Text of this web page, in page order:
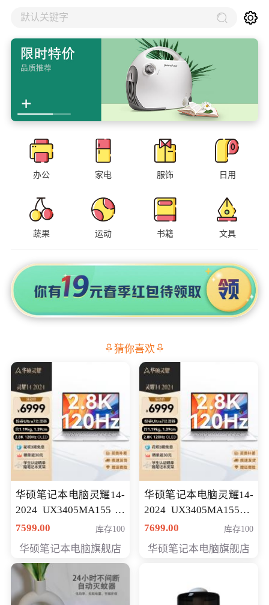
默认关键字
办公 家电 服饰 日用
蔬果 运动 书籍 文具
猜你喜欢
华硕笔记本电脑灵耀14-
2024 UX3405MA155冰
川银 oled 智慧轻薄本 会
7599.00 库存100
华硕笔记本电脑旗舰店
华硕笔记本电脑灵耀14-
2024 UX3405MA155夜
空蓝 oled 智慧轻薄本 会
7699.00 库存100
华硕笔记本电脑旗舰店